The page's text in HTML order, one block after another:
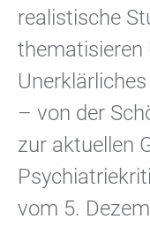
realistische
thematisieren
– von der
zur aktuellen
vom 5.